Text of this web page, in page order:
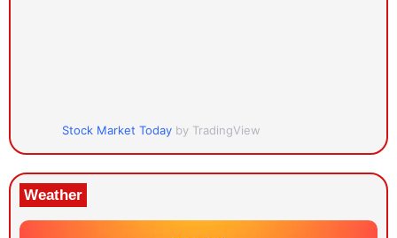
Stock Market Today by TradingView
Weather